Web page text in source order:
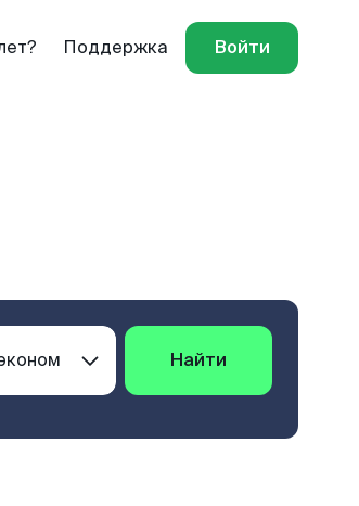
Поддержка Войти
Найти